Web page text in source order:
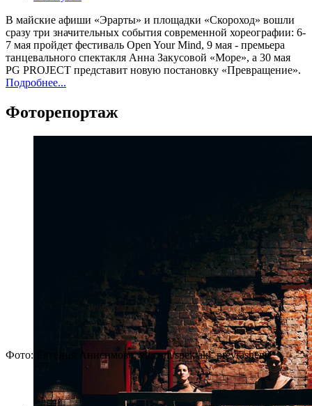
В майские афиши «Эрарты» и площадки «Скороход» вошли
сразу три значительных события современной хореографии: 6-
7 мая пройдет фестиваль Open Your Mind, 9 мая - премьера
танцевального спектакля Анна Закусовой «Море», а 30 мая
PG PROJECT представит новую постановку «Превращение».
Подробнее...
Фоторепортаж
Фото: Евгения Анисимова, vk.com/spektakl_prevrashenie